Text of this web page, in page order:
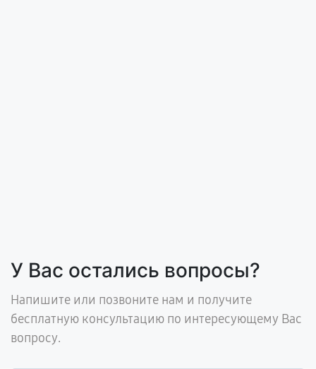
У Вас остались вопросы?
Напишите или позвоните нам и получите
бесплатную консультацию по интересующему Вас
вопросу.